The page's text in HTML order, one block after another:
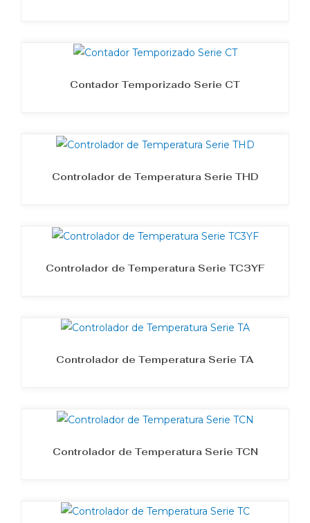
Contador Temporizado Serie CT
Controlador de Temperatura Serie THD
Controlador de Temperatura Serie TC3YF
Controlador de Temperatura Serie TA
Controlador de Temperatura Serie TCN